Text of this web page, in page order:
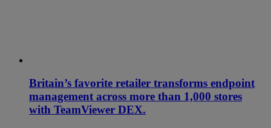
Britain’s favorite retailer transforms endpoint
management across more than 1,000 stores
with TeamViewer DEX.